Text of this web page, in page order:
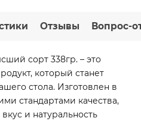
Отзывы Вопрос-
сорт 338гр. – это
который станет
стола. Изготовлен в
стандартами качества,
и натуральность